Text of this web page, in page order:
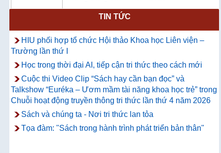
Thông báo về việc hướng dẫn truy cập
và sử dụng CSDL ProQuest Ebook
Central
TIN TỨC
HIU phối hợp tổ chức Hội thảo Khoa học Liên viện –
Trường lần thứ I
Học trong thời đại AI, tiếp cận tri thức theo cách mới
Cuộc thi Video Clip “Sách hay cần bạn đọc” và
Talkshow “Euréka – Ươm mầm tài năng khoa học trẻ” trong
Chuỗi hoạt động truyền thông tri thức lần thứ 4 năm 2026
Sách và chúng ta - Nơi tri thức lan tỏa
Tọa đàm: "Sách trong hành trình phát triển bản thân"